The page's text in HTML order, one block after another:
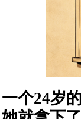
一个24岁